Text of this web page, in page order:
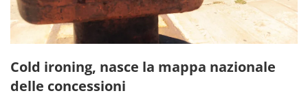
Cold ironing, nasce la mappa nazionale
delle concessioni